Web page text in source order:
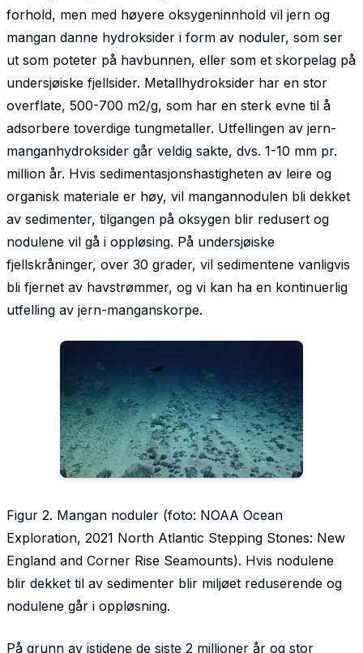
forhold, men med høyere oksygeninnhold vil jern og
mangan danne hydroksider i form av noduler, som ser
ut som poteter på havbunnen, eller som et skorpelag på
undersjøiske fjellsider. Metallhydroksider har en stor
overflate, 500-700 m2/g, som har en sterk evne til å
adsorbere toverdige tungmetaller. Utfellingen av jern-
manganhydroksider går veldig sakte, dvs. 1-10 mm pr.
million år. Hvis sedimentasjonshastigheten av leire og
organisk materiale er høy, vil mangannodulen bli dekket
av sedimenter, tilgangen på oksygen blir redusert og
nodulene vil gå i oppløsing. På undersjøiske
fjellskråninger, over 30 grader, vil sedimentene vanligvis
bli fjernet av havstrømmer, og vi kan ha en kontinuerlig
utfelling av jern-manganskorpe.
Figur 2. Mangan noduler (foto: NOAA Ocean
Exploration, 2021 North Atlantic Stepping Stones: New
England and Corner Rise Seamounts). Hvis nodulene
blir dekket til av sedimenter blir miljøet reduserende og
nodulene går i oppløsning.
På grunn av istidene de siste 2 millioner år og stor